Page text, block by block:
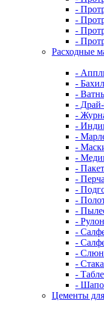
-
-
-
-
Расходные
-
-
-
-
-
-
-
-
-
-
-
-
-
-
-
-
-
-
-
-
-
Цементы